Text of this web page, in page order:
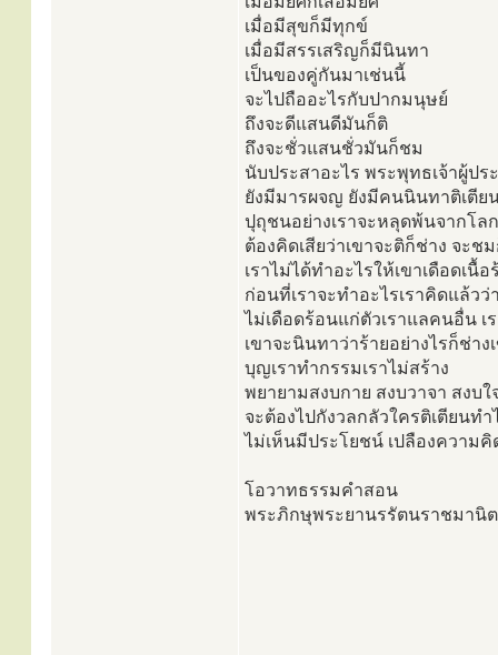
เมื่อมีสุขก็มีทุกข์
เมื่อมีสรรเสริญก็มีนินทา
เป็นของคู่กันมาเช่นนี้
จะไปถืออะไรกับปากมนุษย์
ถึงจะดีแสนดีมันก็ติ
ถึงจะชั่วแสนชั่วมันก็ชม
นับประสาอะไร พระพุทธเจ้าผู้ปร
ยังมีมารผจญ ยังมีคนนินทาติเตีย
ปุถุชนอย่างเราจะหลุดพ้นจากโล
ต้องคิดเสียว่าเขาจะติก็ช่าง จะช
เราไม่ได้ทำอะไรให้เขาเดือดเนื้อ
ก่อนที่เราจะทำอะไรเราคิดแล้วว่
ไม่เดือดร้อนแก่ตัวเราแลคนอื่น เ
เขาจะนินทาว่าร้ายอย่างไรก็ช่าง
บุญเราทำกรรมเราไม่สร้าง
พยายามสงบกาย สงบวาจา สงบใ
จะต้องไปกังวลกลัวใครติเตียนทำ
ไม่เห็นมีประโยชน์ เปลืองความคิ
โอวาทธรรมคำสอน
พระภิกษุพระยานรรัตนราชมานิ